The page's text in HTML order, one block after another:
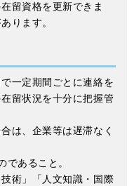
留資格を更新できま
ります。
一定期間ごとに連絡を
留状況を十分に把握管
は、企業等は遅滞なく
であること。
術」「人文知識・国際